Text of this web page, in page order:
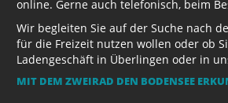
online. Gerne auch telefonisch, beim
Wir begleiten Sie auf der Suche nach
für die Freizeit nutzen wollen oder ob
Ladengeschäft in Überlingen oder in
MIT DEM ZWEIRAD DEN BODENSEE